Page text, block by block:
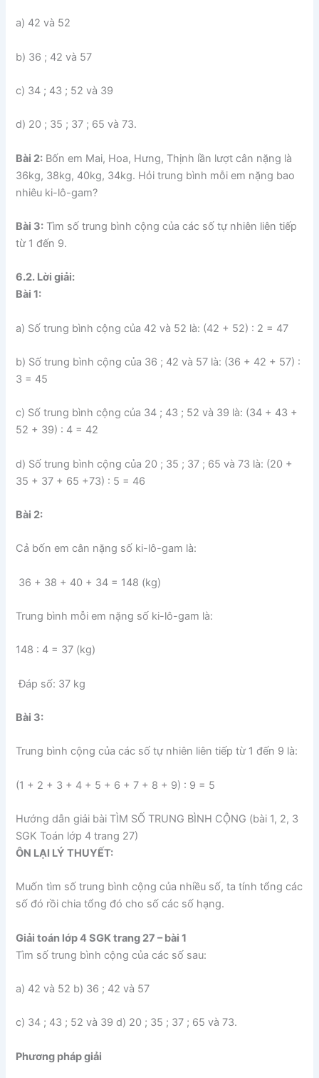
a) 42 và 52
b) 36 ; 42 và 57
c) 34 ; 43 ; 52 và 39
d) 20 ; 35 ; 37 ; 65 và 73.
Bài 2: Bốn em Mai, Hoa, Hưng, Thịnh lần lượt cân nặng là
36kg, 38kg, 40kg, 34kg. Hỏi trung bình mỗi em nặng bao
nhiêu ki-lô-gam?
Bài 3: Tìm số trung bình cộng của các số tự nhiên liên tiếp
từ 1 đến 9.
6.2. Lời giải:
Bài 1:
a) Số trung bình cộng của 42 và 52 là: (42 + 52) : 2 = 47
b) Số trung bình cộng của 36 ; 42 và 57 là: (36 + 42 + 57) :
3 = 45
c) Số trung bình cộng của 34 ; 43 ; 52 và 39 là: (34 + 43 +
52 + 39) : 4 = 42
d) Số trung bình cộng của 20 ; 35 ; 37 ; 65 và 73 là: (20 +
35 + 37 + 65 +73) : 5 = 46
Bài 2:
Cả bốn em cân nặng số ki-lô-gam là:
36 + 38 + 40 + 34 = 148 (kg)
Trung bình mỗi em nặng số ki-lô-gam là:
148 : 4 = 37 (kg)
Đáp số: 37 kg
Bài 3:
Trung bình cộng của các số tự nhiên liên tiếp từ 1 đến 9 là:
(1 + 2 + 3 + 4 + 5 + 6 + 7 + 8 + 9) : 9 = 5
Hướng dẫn giải bài TÌM SỐ TRUNG BÌNH CỘNG (bài 1, 2, 3
SGK Toán lớp 4 trang 27)
ÔN LẠI LÝ THUYẾT:
Muốn tìm số trung bình cộng của nhiều số, ta tính tổng các
số đó rồi chia tổng đó cho số các số hạng.
Giải toán lớp 4 SGK trang 27 – bài 1
Tìm số trung bình cộng của các số sau:
a) 42 và 52 b) 36 ; 42 và 57
c) 34 ; 43 ; 52 và 39 d) 20 ; 35 ; 37 ; 65 và 73.
Phương pháp giải